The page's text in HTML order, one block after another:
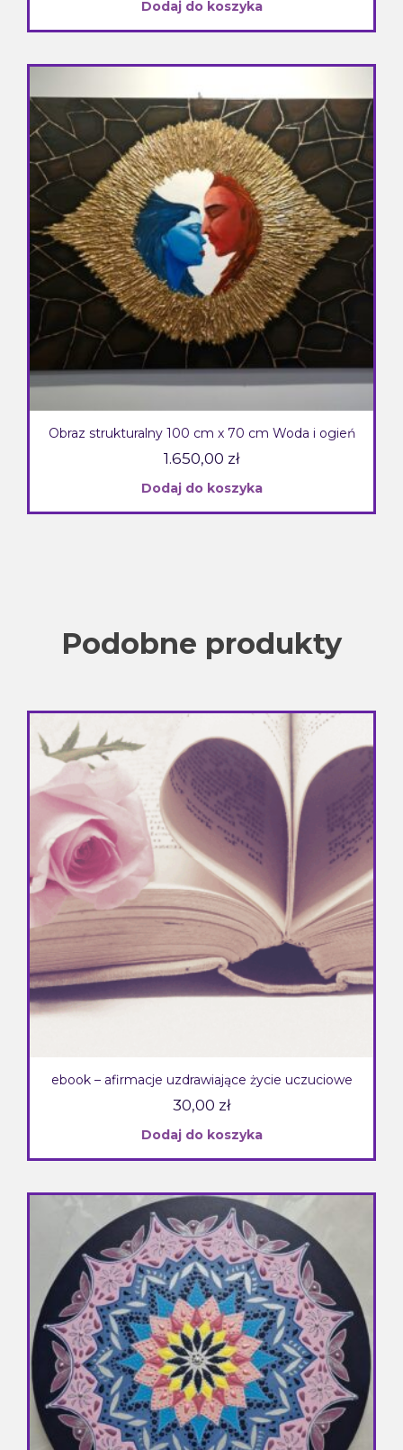
Dodaj do koszyka
Obraz strukturalny 100 cm x 70 cm Woda i ogień
1.650,00 zł
Dodaj do koszyka
Podobne produkty
ebook – afirmacje uzdrawiające życie uczuciowe
30,00 zł
Dodaj do koszyka